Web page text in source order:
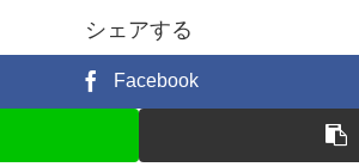
シェアする
Facebook